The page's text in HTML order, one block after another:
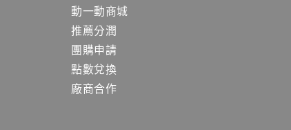
動一動商城
推薦分潤
團購申請
點數兌換
廠商合作